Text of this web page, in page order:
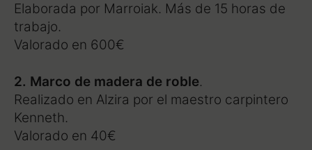
Elaborada por Marroiak. Más de 15 horas de
trabajo.
Valorado en 600€
2. Marco de madera de roble.
Realizado en Alzira por el maestro carpintero
Kenneth.
Valorado en 40€